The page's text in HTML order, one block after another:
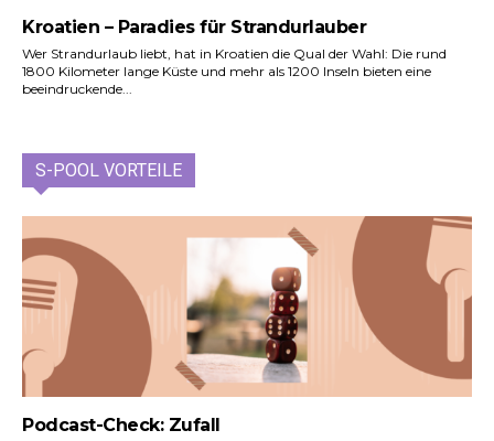
Kroatien – Paradies für Strandurlauber
Wer Strandurlaub liebt, hat in Kroatien die Qual der Wahl: Die rund
1800 Kilometer lange Küste und mehr als 1200 Inseln bieten eine
beeindruckende...
S-POOL VORTEILE
Podcast-Check: Zufall